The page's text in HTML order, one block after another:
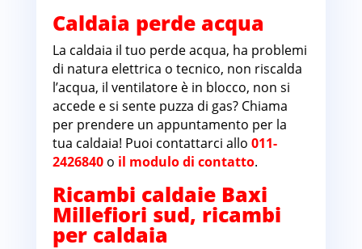
Caldaia perde acqua
La caldaia il tuo perde acqua, ha problemi
di natura elettrica o tecnico, non riscalda
l’acqua, il ventilatore è in blocco, non si
accede e si sente puzza di gas? Chiama
per prendere un appuntamento per la
tua caldaia! Puoi contattarci allo 011-
2426840o il modulo di contatto.
Ricambi caldaie Baxi
Millefiori sud, ricambi
per caldaia